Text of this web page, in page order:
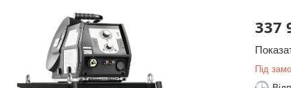
337
Під